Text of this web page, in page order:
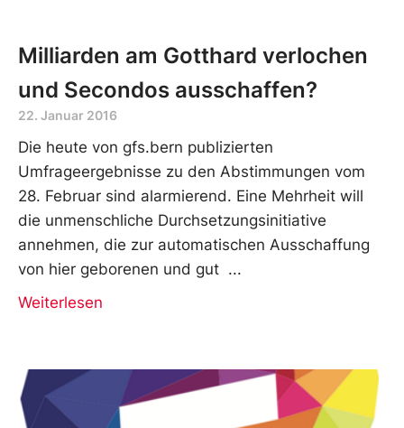
Milliarden am Gotthard verlochen
und Secondos ausschaffen?
22. Januar 2016
Die heute von gfs.bern publizierten
Umfrageergebnisse zu den Abstimmungen vom
28. Februar sind alarmierend. Eine Mehrheit will
die unmenschliche Durchsetzungsinitiative
annehmen, die zur automatischen Ausschaffung
von hier geborenen und gut
Weiterlesen